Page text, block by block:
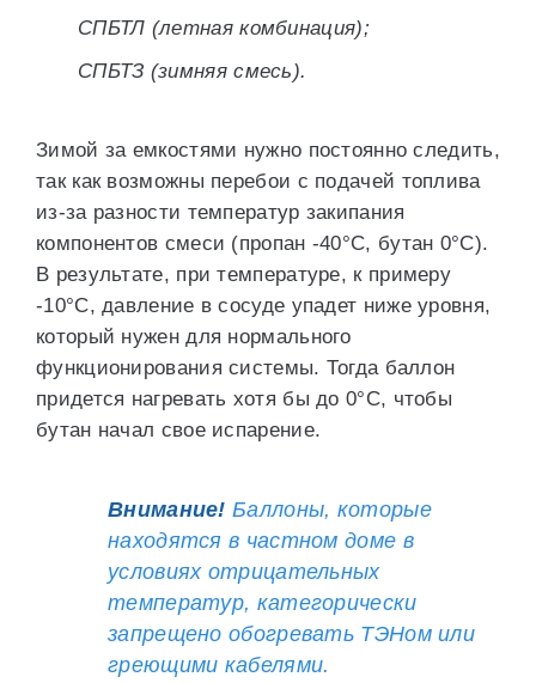
СПБТЛ (летная комбинация);
СПБТЗ (зимняя смесь).
Зимой за емкостями нужно постоянно следить,
так как возможны перебои с подачей топлива
из-за разности температур закипания
компонентов смеси (пропан -40°С, бутан 0°С).
В результате, при температуре, к примеру
-10°С, давление в сосуде упадет ниже уровня,
который нужен для нормального
функционирования системы. Тогда баллон
придется нагревать хотя бы до 0°С, чтобы
бутан начал свое испарение.
Внимание! Баллоны, которые
находятся в частном доме в
условиях отрицательных
температур, категорически
запрещено обогревать ТЭНом или
греющими кабелями.